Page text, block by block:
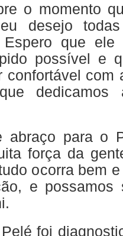
o momento
desejo
que ele
possível e
confortável com
dedicamos
abraço para o
força da
ocorra bem
e possamos
foi